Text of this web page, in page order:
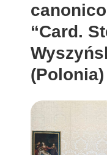
“Card.
(Polonia)